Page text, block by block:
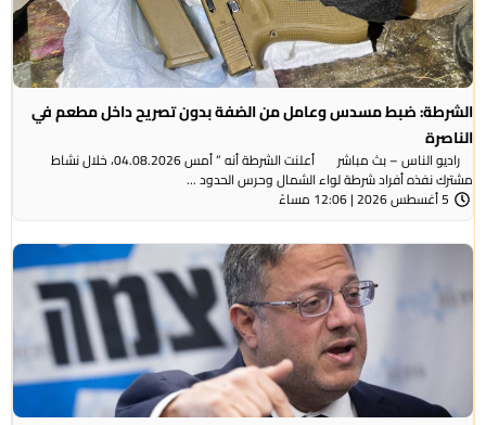
الشرطة: ضبط مسدس وعامل من الضفة بدون تصريح داخل مطعم في
الناصرة
راديو الناس – بث مباشر أعلنت الشرطة أنه ” أمس 04.08.2026، خلال نشاط
مشترك نفذه أفراد شرطة لواء الشمال وحرس الحدود ...
5 أغسطس 2026 | 12:06 مساءً